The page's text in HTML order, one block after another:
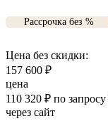
Рассрочка без %
Цена без скидки:
157 600 ₽
цена
110 320 ₽ по запросу
через сайт